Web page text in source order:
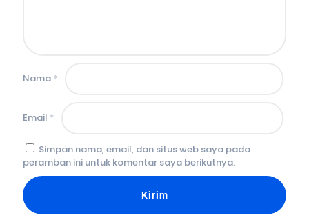
Nama *
Email *
Simpan nama, email, dan situs web saya pada
peramban ini untuk komentar saya berikutnya.